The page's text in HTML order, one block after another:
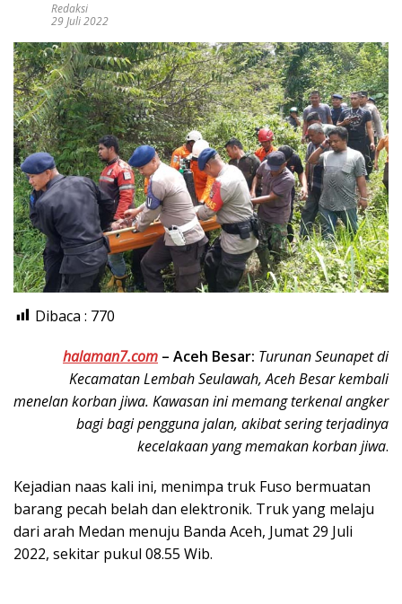
Redaksi
29 Juli 2022
Dibaca : 770
halaman7.com – Aceh Besar: Turunan Seunapet di
Kecamatan Lembah Seulawah, Aceh Besar kembali
menelan korban jiwa. Kawasan ini memang terkenal angker
bagi bagi pengguna jalan, akibat sering terjadinya
kecelakaan yang memakan korban jiwa.
Kejadian naas kali ini, menimpa truk Fuso bermuatan
barang pecah belah dan elektronik. Truk yang melaju
dari arah Medan menuju Banda Aceh, Jumat 29 Juli
2022, sekitar pukul 08.55 Wib.